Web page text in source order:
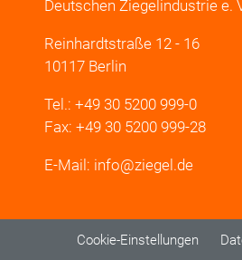
Deutschen Ziegelindustrie e.
Reinhardtstraße 12 - 16
10117 Berlin
Tel.: +49 30 5200 999-0
Fax: +49 30 5200 999-28
E-Mail: info@ziegel.de
FUSSBEREICHSMENÜ
Cookie-Einstellungen